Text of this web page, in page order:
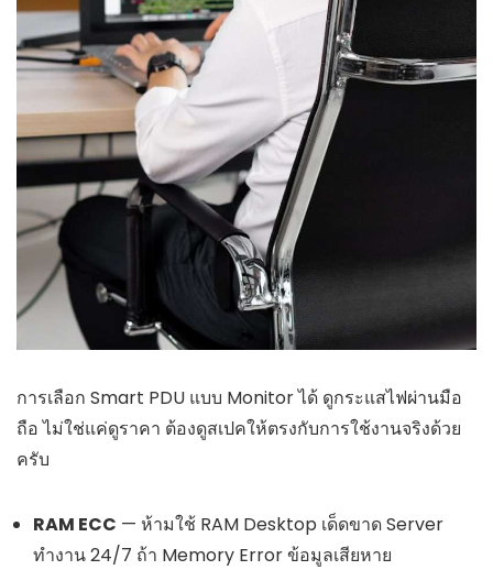
การเลือก Smart PDU แบบ Monitor ได้ ดูกระแสไฟผ่านมือ
ถือ ไม่ใช่แค่ดูราคา ต้องดูสเปคให้ตรงกับการใช้งานจริงด้วย
ครับ
RAM ECC — ห้ามใช้ RAM Desktop เด็ดขาด Server
ทำงาน 24/7 ถ้า Memory Error ข้อมูลเสียหาย